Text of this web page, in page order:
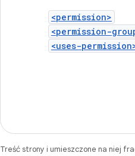
<permission>
<permission-
<uses-
Treść strony i umieszczone na niej